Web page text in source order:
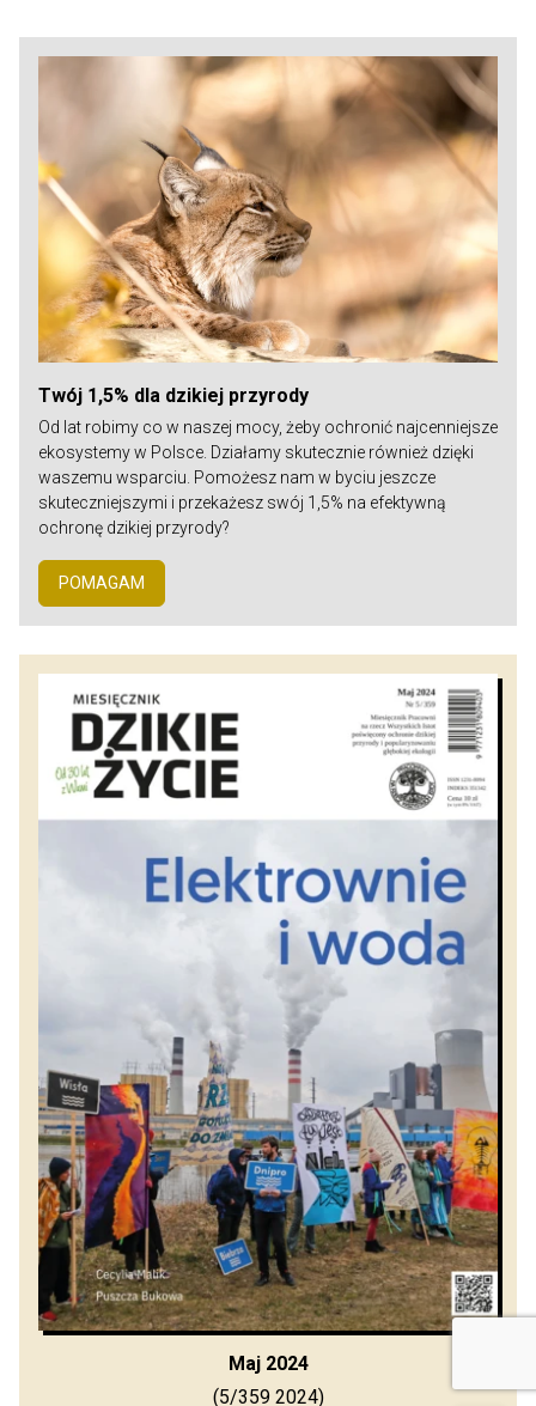
Twój 1,5% dla dzikiej przyrody
Od lat robimy co w naszej mocy, żeby ochronić najcenniejsze
ekosystemy w Polsce. Działamy skutecznie również dzięki
waszemu wsparciu. Pomożesz nam w byciu jeszcze
skuteczniejszymi i przekażesz swój 1,5% na efektywną
ochronę dzikiej przyrody?
POMAGAM
Maj 2024
(5/359 2024)